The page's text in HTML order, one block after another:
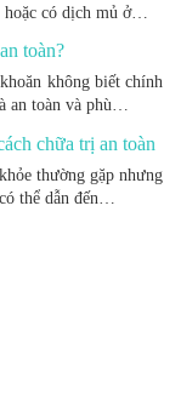
có dịch mủ ở…
toàn?
không biết chính
an toàn và phù…
chữa trị an toàn
thường gặp nhưng
thể dẫn đến…